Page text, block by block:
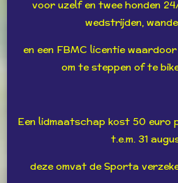
voor uzelf en twee honden
wedstrijden,
en een FBMC licentie
om te steppen of te
Een lidmaatschap kost 50 euro
t.e.m. 31
deze omvat de Sporta